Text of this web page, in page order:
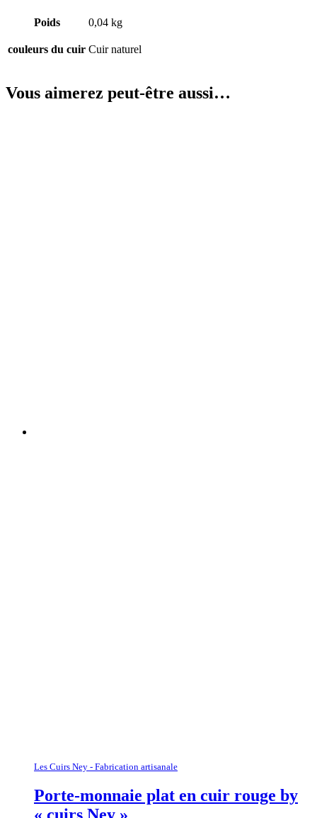
Poids 0,04 kg
couleurs du cuir Cuir naturel
Vous aimerez peut-être aussi…
Les Cuirs Ney - Fabrication artisanale
Porte-monnaie plat en cuir rouge by